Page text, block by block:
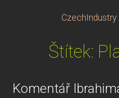
CzechIndustry
Štítek:
Komentář